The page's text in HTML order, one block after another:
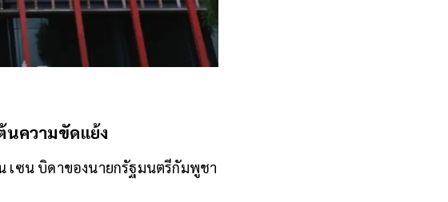
นความขัดแย้ง
เซน บิดาของนายกรัฐมนตรีกัมพูชา